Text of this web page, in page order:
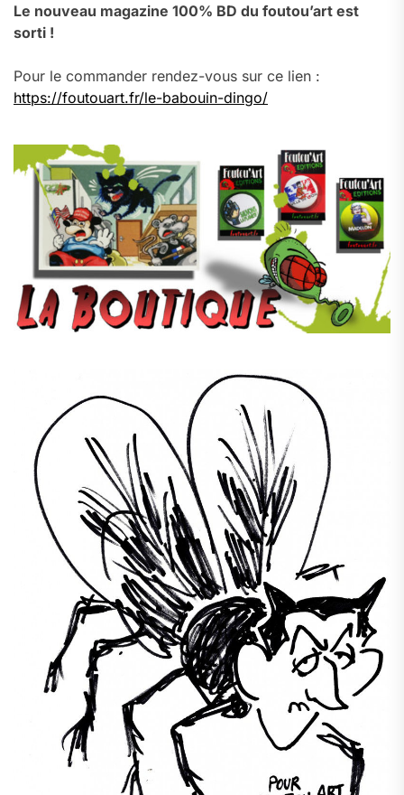
Le nouveau magazine 100% BD du foutou’art est
sorti !
Pour le commander rendez-vous sur ce lien :
https://foutouart.fr/le-babouin-dingo/